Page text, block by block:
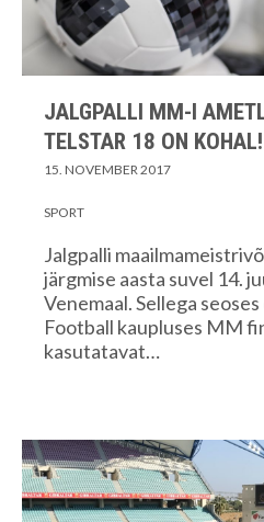
JALGPALLI MM-I
TELSTAR 18 ON KOHAL!
15. NOVEMBER 2017
SPORT
Jalgpalli
järgmise aasta suvel 14.
Venemaal. Sellega
Football kaupluses MM
kasutatavat…